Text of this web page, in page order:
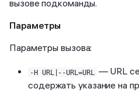
вызове подкоманды.
Параметры
Параметры вызова:
-H URL|--URL=URL
— URL
содержать указание на